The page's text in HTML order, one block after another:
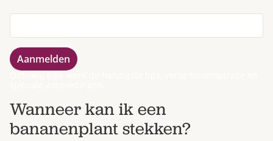
Wanneer kan ik een
bananenplant stekken?